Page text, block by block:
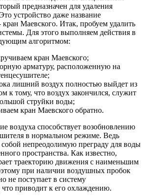
предназначен для удаления
устройство даже название
кран Маевского. Итак, пробуем удалить
Для этого выполняем действия в
алгоритмом:
кран Маевского;
арматуру, расположенную на
лишний воздух полностью выйдет из
к тому, что воздух закончился, служит
струйки воды;
кран Маевского обратно.
воздуха способствует возобновлению
в нормальном режиме. Ведь
собой непреодолимую преграду для воды
пространства. Как известно,
траекторию движения с наименьшим
при наличии воздушных пробок
не поступает в систему
приводит к его охлаждению.